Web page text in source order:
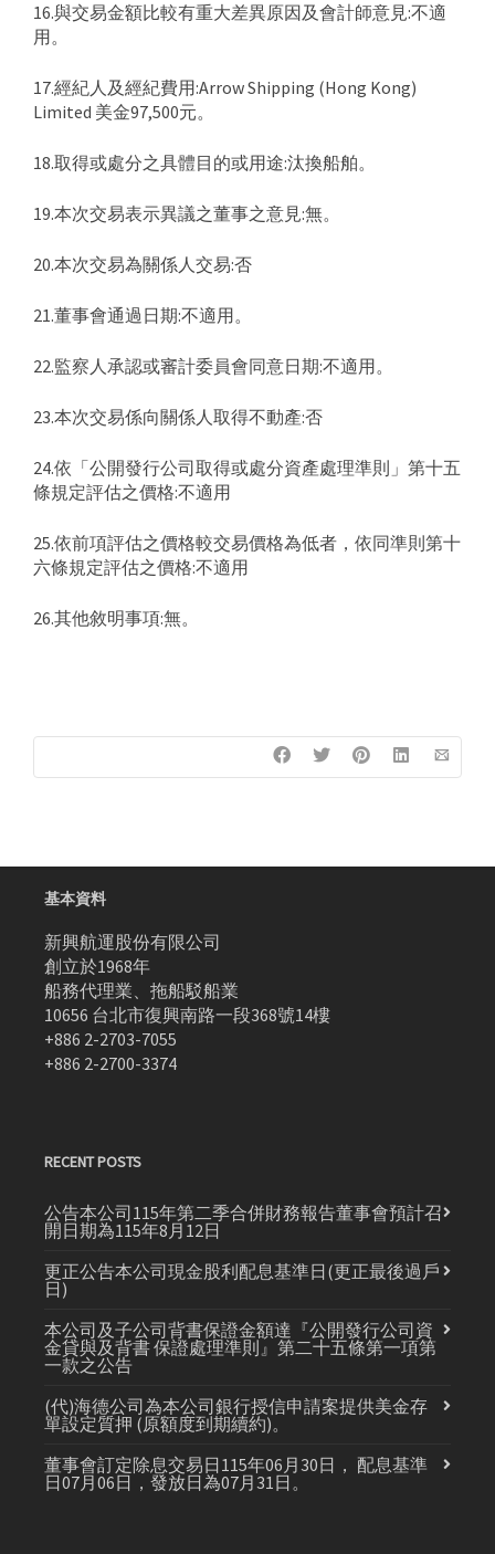
16.與交易金額比較有重大差異原因及會計師意見:不適
用。
17.經紀人及經紀費用:Arrow Shipping (Hong Kong)
Limited 美金97,500元。
18.取得或處分之具體目的或用途:汰換船舶。
19.本次交易表示異議之董事之意見:無。
20.本次交易為關係人交易:否
21.董事會通過日期:不適用。
22.監察人承認或審計委員會同意日期:不適用。
23.本次交易係向關係人取得不動產:否
24.依「公開發行公司取得或處分資產處理準則」第十五
條規定評估之價格:不適用
25.依前項評估之價格較交易價格為低者，依同準則第十
六條規定評估之價格:不適用
26.其他敘明事項:無。
基本資料
新興航運股份有限公司
創立於1968年
船務代理業、拖船駁船業
10656 台北市復興南路一段368號14樓
+886 2-2703-7055
+886 2-2700-3374
RECENT POSTS
公告本公司115年第二季合併財務報告董事會預計召
開日期為115年8月12日
更正公告本公司現金股利配息基準日(更正最後過戶
日)
本公司及子公司背書保證金額達『公開發行公司資
金貸與及背書 保證處理準則』第二十五條第一項第
一款之公告
(代)海德公司為本公司銀行授信申請案提供美金存
單設定質押 (原額度到期續約)。
董事會訂定除息交易日115年06月30日， 配息基準
日07月06日，發放日為07月31日。